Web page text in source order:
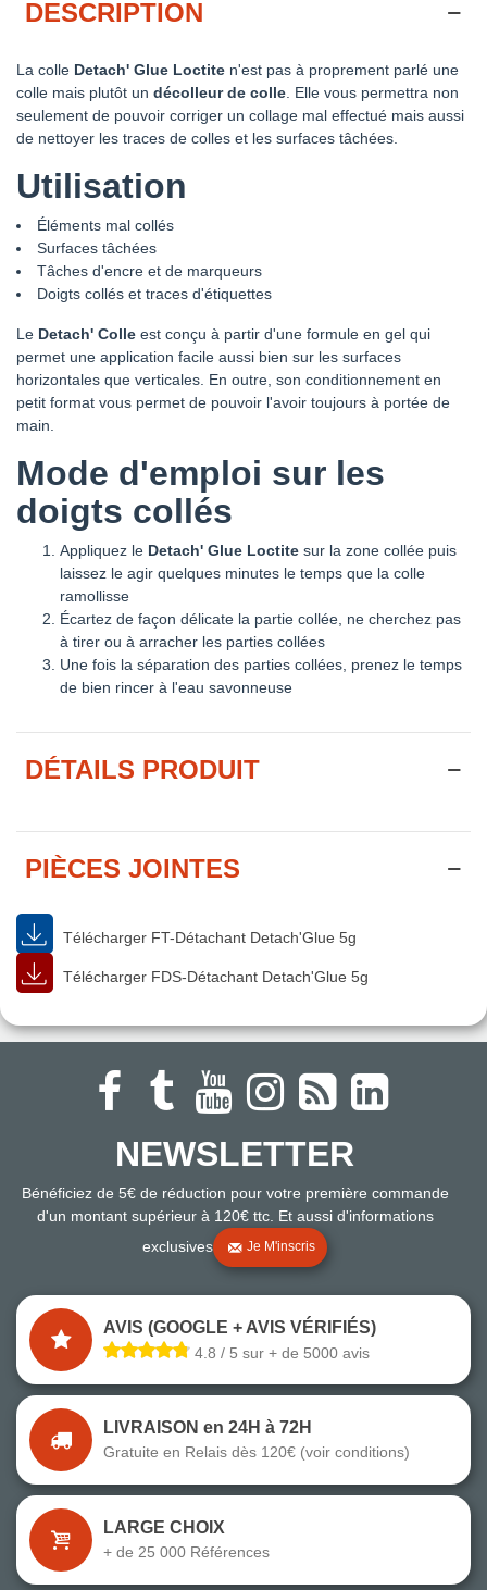
DESCRIPTION
La colle Detach' Glue Loctite n'est pas à proprement parlé une
colle mais plutôt un décolleur de colle . Elle vous permettra non
seulement de pouvoir corriger un collage mal effectué mais aussi
de nettoyer les traces de colles et les surfaces tâchées.
Utilisation
Éléments mal collés
Surfaces tâchées
Tâches d'encre et de marqueurs
Doigts collés et traces d'étiquettes
Le Detach' Colle est conçu à partir d'une formule en gel qui
permet une application facile aussi bien sur les surfaces
horizontales que verticales. En outre, son conditionnement en
petit format vous permet de pouvoir l'avoir toujours à portée de
main.
Mode d'emploi sur les
doigts collés
Appliquez le Detach' Glue Loctite sur la zone collée puis
laissez le agir quelques minutes le temps que la colle
ramollisse
Écartez de façon délicate la partie collée, ne cherchez pas
à tirer ou à arracher les parties collées
Une fois la séparation des parties collées, prenez le temps
de bien rincer à l'eau savonneuse
DÉTAILS PRODUIT
PIÈCES JOINTES
Télécharger FT-Détachant Detach'Glue 5g
Télécharger FDS-Détachant Detach'Glue 5g
NEWSLETTER
Bénéficiez de 5€ de réduction pour votre première commande
d'un montant supérieur à 120€ ttc. Et aussi d'informations
exclusives
Je M'inscris
AVIS (GOOGLE + AVIS VÉRIFIÉS)
4.8 / 5 sur + de 5000 avis
LIVRAISON en 24H à 72H
Gratuite en Relais dès 120€ (voir conditions)
LARGE CHOIX
+ de 25 000 Références